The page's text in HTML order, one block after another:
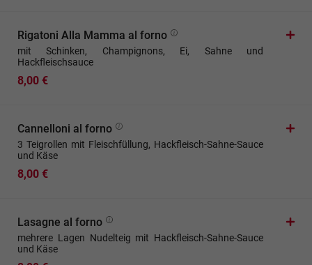
Rigatoni Alla Mamma al forno
mit Schinken, Champignons, Ei, Sahne und
Hackfleischsauce
8,00 €
Cannelloni al forno
3 Teigrollen mit Fleischfüllung, Hackfleisch-Sahne-Sauce
und Käse
8,00 €
Lasagne al forno
mehrere Lagen Nudelteig mit Hackfleisch-Sahne-Sauce
und Käse